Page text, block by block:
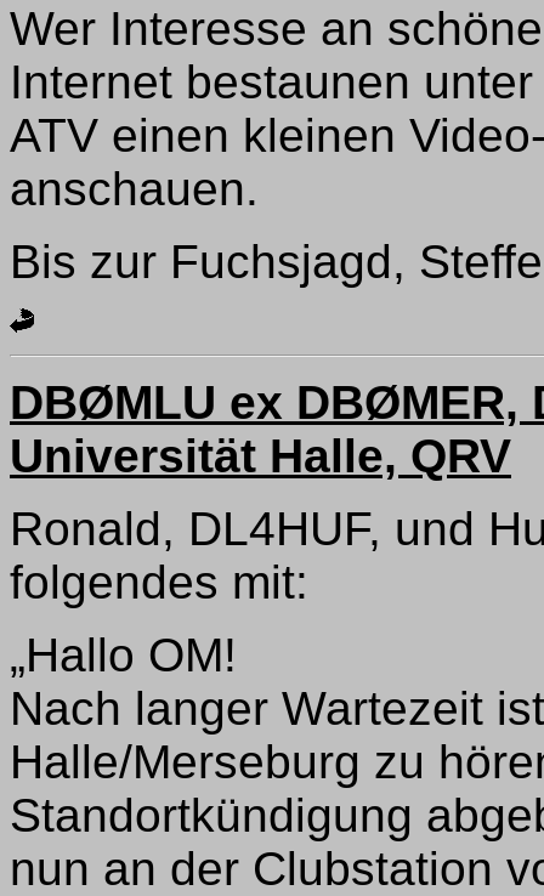
Wer Interesse an
Internet bestaunen
ATV einen kleinen
anschauen.
Bis zur Fuchsjagd,
DBØMLU ex
Universität Halle, QRV
Ronald, DL4HUF, und
folgendes mit:
„Hallo OM!
Nach langer Wartezeit
Halle/Merseburg zu
Standortkündigung
nun an der Clubstation